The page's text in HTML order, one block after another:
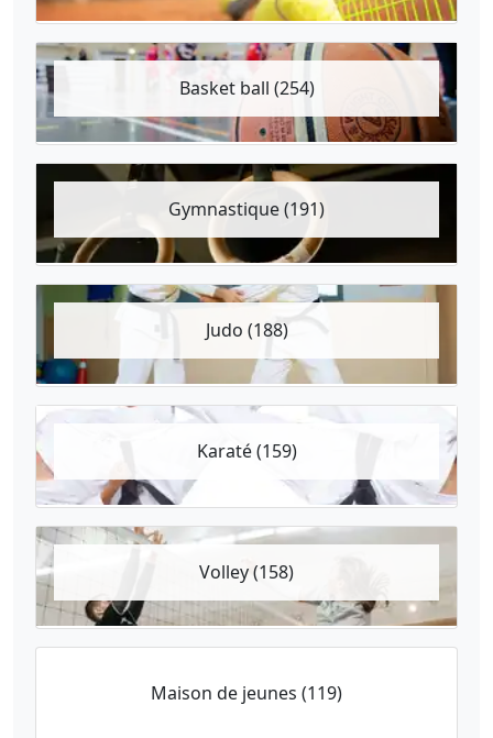
Basket ball (254)
Gymnastique (191)
Judo (188)
Karaté (159)
Volley (158)
Maison de jeunes (119)